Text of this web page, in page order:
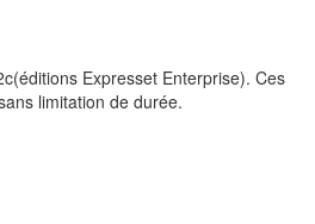
Expresset Enterprise). Ces
limitation de durée.